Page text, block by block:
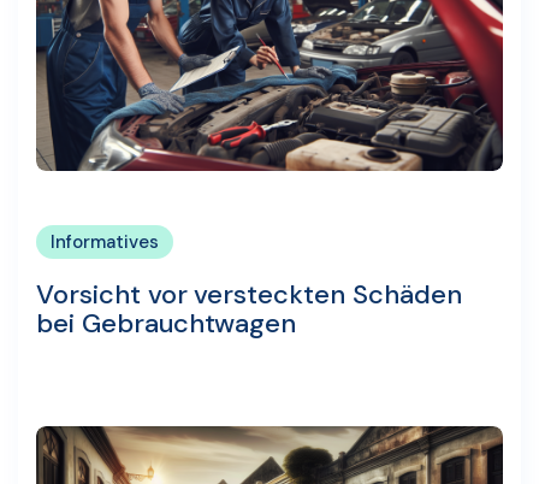
Informatives
Vorsicht vor versteckten Schäden
bei Gebrauchtwagen